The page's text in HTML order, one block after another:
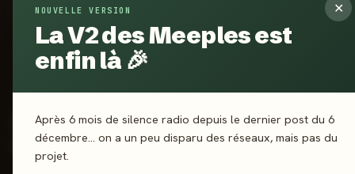
✕
NOUVELLE VERSION
La V2 des Meeples est
enfin là 🎉
Après 6 mois de silence radio depuis le dernier post du 6
décembre… on a un peu disparu des réseaux, mais pas du
projet.
Jeux/Manhattan Project : War Machine
2024·GRAIL GAMES
Manhattan Project : War
Machine